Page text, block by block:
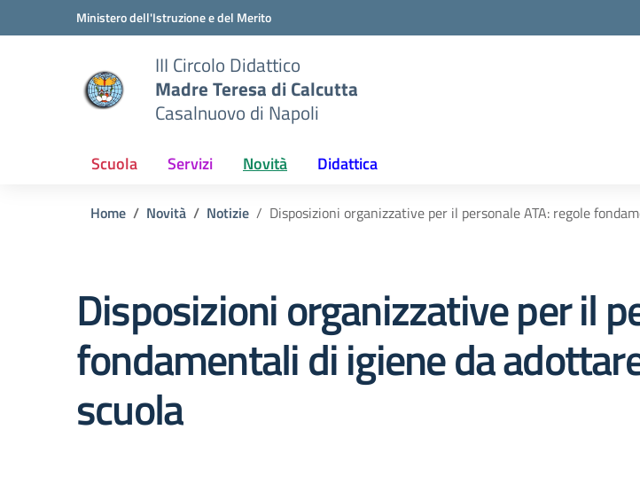
Vai ai contenuti
Vai al menu di navigazioneMinistero dell'Istruzione e del Merito
III Circolo Didattico
Madre Teresa di Calcutta
Casalnuovo di Napoli
Scuola Servizi Novità Didattica
Home Novità Notizie Disposizioni organizzative per il personale ATA: regole
Disposizioni organizzative per il
fondamentali di igiene da
scuola